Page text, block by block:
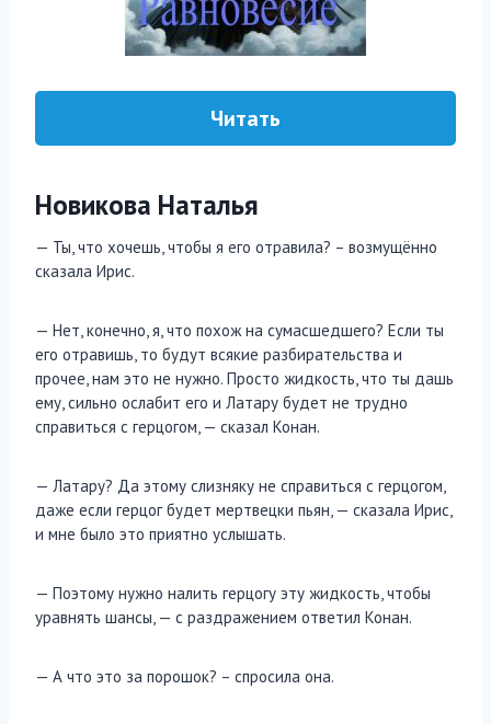
Читать
Новикова Наталья
— Ты, что хочешь, чтобы я его отравила? – возмущённо
сказала Ирис.
— Нет, конечно, я, что похож на сумасшедшего? Если ты
его отравишь, то будут всякие разбирательства и
прочее, нам это не нужно. Просто жидкость, что ты дашь
ему, сильно ослабит его и Латару будет не трудно
справиться с герцогом, — сказал Конан.
— Латару? Да этому слизняку не справиться с герцогом,
даже если герцог будет мертвецки пьян, — сказала Ирис,
и мне было это приятно услышать.
— Поэтому нужно налить герцогу эту жидкость, чтобы
уравнять шансы, — с раздражением ответил Конан.
— А что это за порошок? – спросила она.